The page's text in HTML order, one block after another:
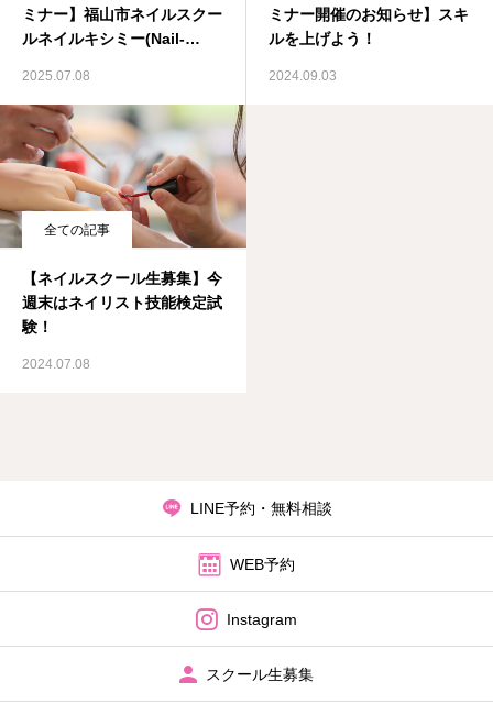
ミナー】福山市ネイルスクー
ルネイルキシミー(Nail-
2025.07.08
ミナー開催のお知らせ】スキ
ルを上げよう！
2024.09.03
全ての記事
【ネイルスクール生募集】今
週末はネイリスト技能検定試
験！
2024.07.08
LINE予約・無料相談
WEB予約
Instagram
スクール生募集